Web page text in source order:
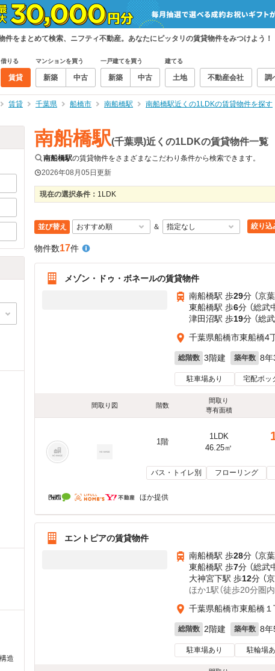
をまとめて検索、ニフティ不動産。あなたにピッタリの賃貸物件をみつけよう！
借りる
賃貸
マンションを買う
新築 中古
一戸建てを買う
新築 中古
建てる
土地 不動産会社 調
賃貸 千葉県 船橋市 南船橋駅 南船橋駅近くの1LDKの賃貸物件を探す
造
南船橋駅(千葉県)近くの1LDKの賃貸物件一覧
南船橋駅の賃貸物件をさまざまなこだわり条件から検索できます。
2026年08月05日更新
現在の選択条件： 1LDK
並び替え ＆ 絞り込
物件数17件
メゾン・ドゥ・ボネールの賃貸物件
南船橋駅 歩29分 （京葉
東船橋駅 歩6分 （総武
津田沼駅 歩19分 （総
千葉県船橋市東船橋4
総階数 3階建 築年数 8年
駐車場あり 宅配ボッ
間取り図 階数
間取り
専有面積
1階
1LDK
46.25㎡
バス・トイレ別 フローリング
ほか提供
エントピアの賃貸物件
南船橋駅 歩28分 （京葉
東船橋駅 歩7分 （総武
大神宮下駅 歩12分 （
ほか1駅（徒歩20分圏内
千葉県船橋市東船橋１
総階数 2階建 築年数 8年
駐車場あり 駐輪場